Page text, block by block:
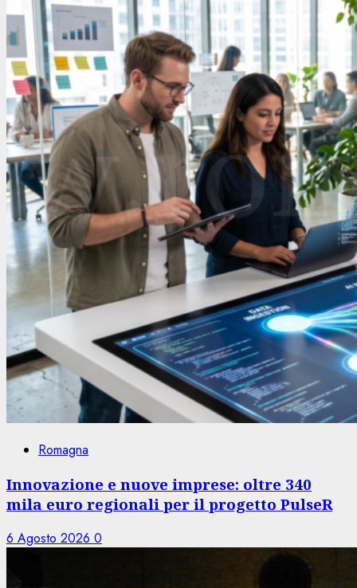
Romagna
Innovazione e nuove imprese: oltre 340
mila euro regionali per il progetto PulseR
6 Agosto 2026 0